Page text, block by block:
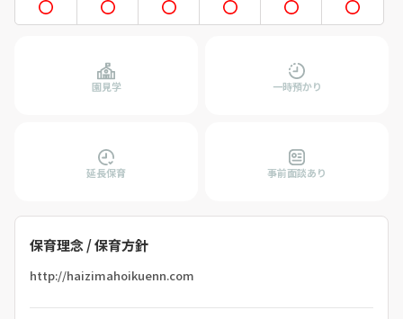
園見学 一時預かり
延長保育 事前面談あり
保育理念 / 保育方針
http://haizimahoikuenn.com